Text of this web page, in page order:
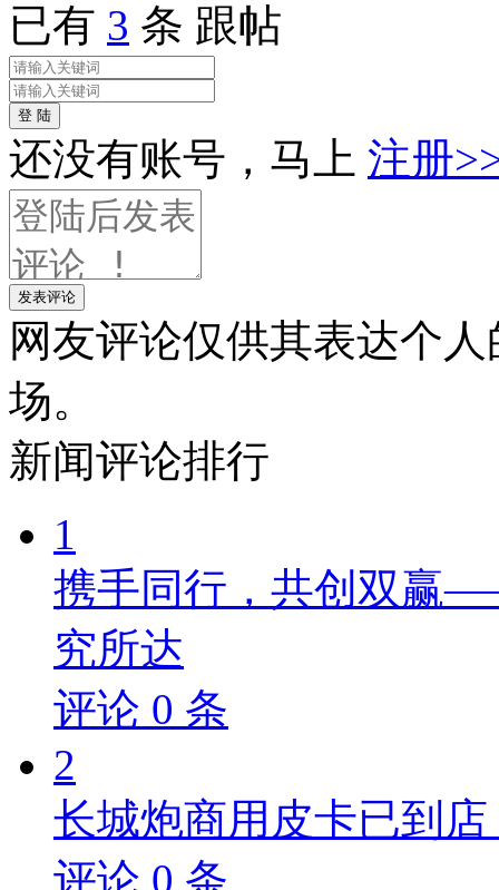
已有 3 条 跟帖
登 陆
还没有账号，马上 注册
发表评论
网友评论仅供其表达个
场。
新闻评论排行
1
携手同行，共创双赢
究所达
评论 0 条
2
长城炮商用皮卡已到
评论 0 条